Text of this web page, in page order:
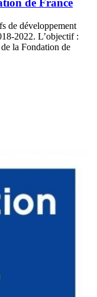
de France
de développement
2022. L’objectif :
la Fondation de